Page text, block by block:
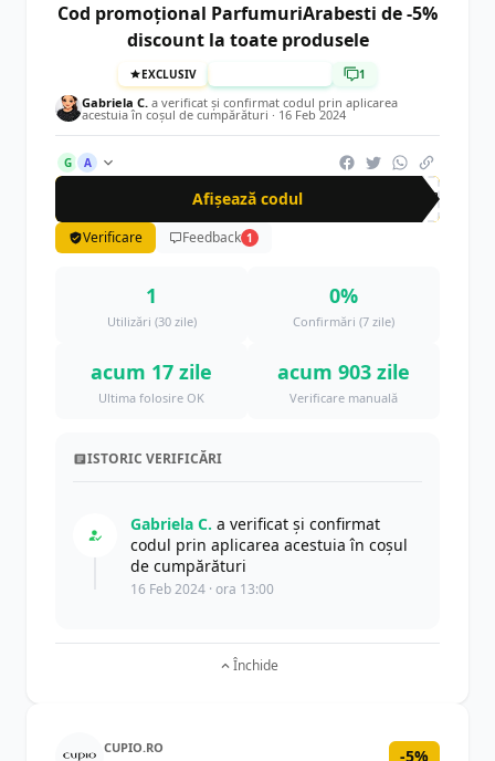
Cod promoțional ParfumuriArabesti de -5%
discount la toate produsele
EXCLUSIV 1
Gabriela C. a verificat și confirmat codul prin aplicarea
acestuia în coșul de cumpărături · 16 Feb 2024
G A
Afișează codul CUP
Verificare Feedback 1
1
Utilizări (30 zile)
0%
Confirmări (7 zile)
acum 17 zile
Ultima folosire OK
acum 903 zile
Verificare manuală
ISTORIC VERIFICĂRI
Gabriela C. a verificat și confirmat
codul prin aplicarea acestuia în coșul
de cumpărături
16 Feb 2024 · ora 13:00
Închide
CUPIO.RO
-5%